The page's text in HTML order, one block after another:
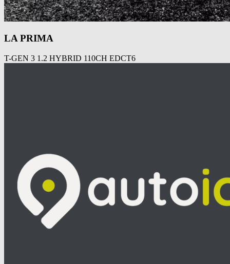
LA PRIMA
T-GEN 3 1.2 HYBRID 110CH EDCT6